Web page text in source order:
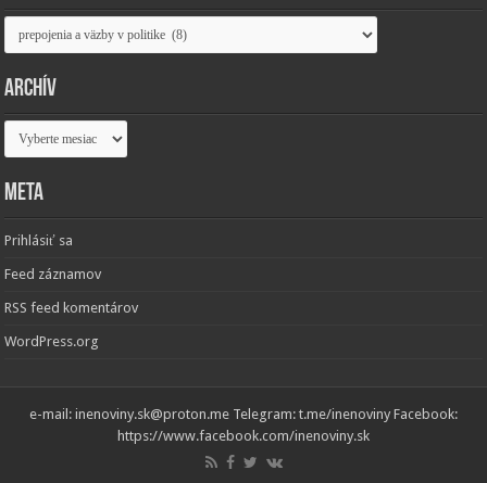
Kategórie
Archív
Archív
Meta
Prihlásiť sa
Feed záznamov
RSS feed komentárov
WordPress.org
e-mail: inenoviny.sk@proton.me Telegram: t.me/inenoviny Facebook:
https://www.facebook.com/inenoviny.sk